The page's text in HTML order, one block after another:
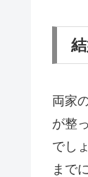
両家
が整
でし
まで